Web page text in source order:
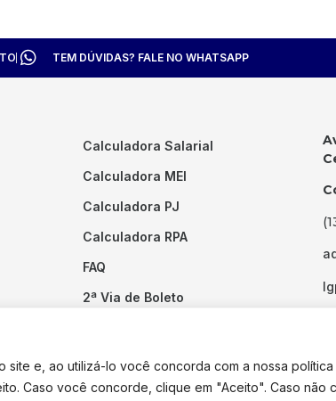
e, ao utilizá-lo você concorda com a nossa
Caso você concorde, clique em "Aceito". Caso não
TEM DÚVIDAS? FALE NO WHATSAPP
Calculadora Salarial
Calculadora MEI
Calculadora PJ
Calculadora RPA
FAQ
2ª Via de Boleto